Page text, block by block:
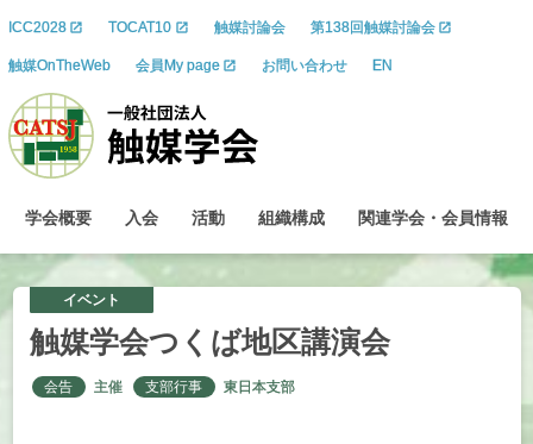
ICC2028 TOCAT10 触媒討論会 第138回触媒討論会
触媒OnTheWeb 会員My page お問い合わせ EN
学会概要 入会 活動 組織構成 関連学会 ・ 会員情報
イベント
触媒学会つくば地区講演会
会告 主催 支部行事 東日本支部